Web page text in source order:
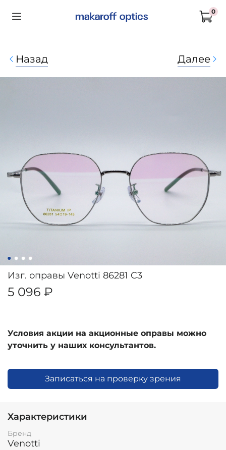
0
Назад Далее
Изг. оправы Venotti 86281 C3
5 096 ₽
Условия акции на акционные оправы можно
уточнить у наших консультантов.
Записаться на проверку зрения
Характеристики
Бренд
Venotti